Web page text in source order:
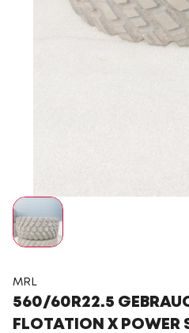
MRL
560/60R22.5
FLOTATION X POWER